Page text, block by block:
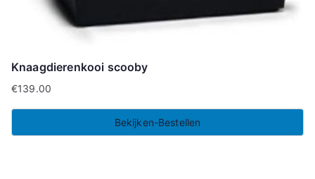
Knaagdierenkooi scooby
€139.00
Bekijken-Bestellen